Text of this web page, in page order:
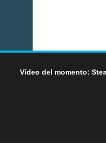
Vídeo del momento: